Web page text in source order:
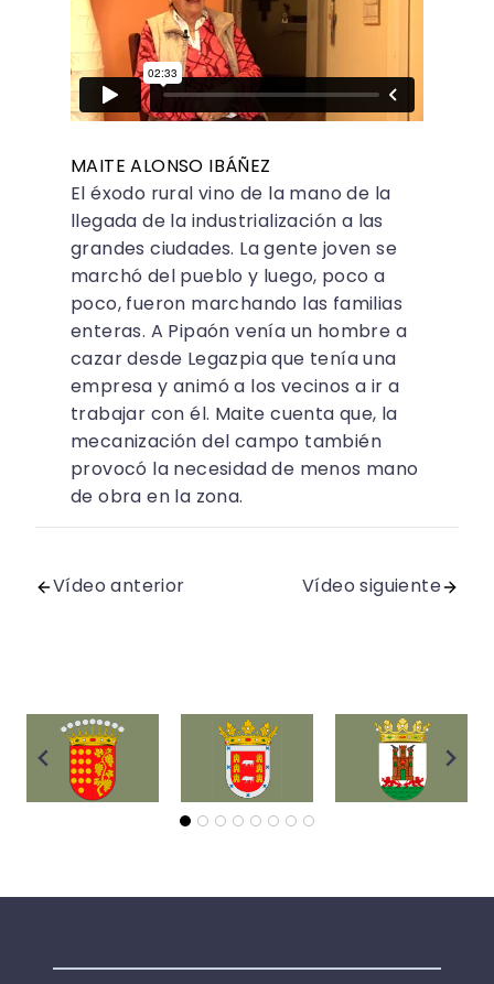
MAITE ALONSO IBÁÑEZ
El éxodo rural vino de la mano de la
llegada de la industrialización a las
grandes ciudades. La gente joven se
marchó del pueblo y luego, poco a
poco, fueron marchando las familias
enteras. A Pipaón venía un hombre a
cazar desde Legazpia que tenía una
empresa y animó a los vecinos a ir a
trabajar con él. Maite cuenta que, la
mecanización del campo también
provocó la necesidad de menos mano
de obra en la zona.
Vídeo anterior Vídeo siguiente